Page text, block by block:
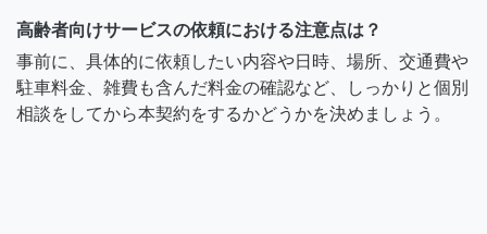
高齢者向けサービスの依頼における注意点は？
事前に、具体的に依頼したい内容や日時、場所、交通費や
駐車料金、雑費も含んだ料金の確認など、しっかりと個別
相談をしてから本契約をするかどうかを決めましょう。